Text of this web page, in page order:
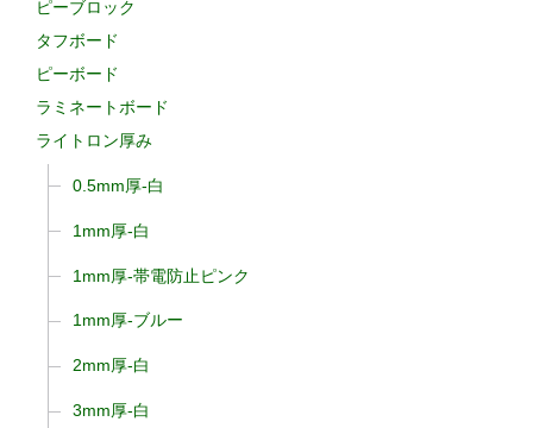
ピーブロック
タフボード
ピーボード
ラミネートボード
ライトロン厚み
0.5mm厚-白
1mm厚-白
1mm厚-帯電防止ピンク
1mm厚-ブルー
2mm厚-白
3mm厚-白